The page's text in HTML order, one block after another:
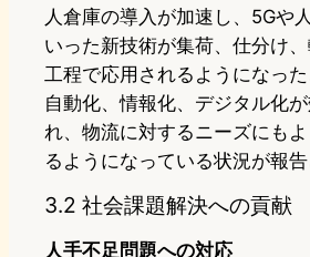
人倉庫の導入が加速し、5Gや
いった新技術が集荷、仕分け
工程で応用されるようになっ
自動化、情報化、デジタル化
れ、物流に対するニーズにも
るようになっている状況が報告
3.2 社会課題解決への貢献
人手不足問題への対応